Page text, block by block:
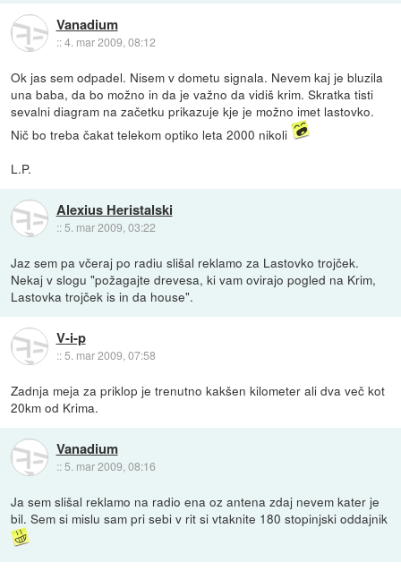
Vanadium
::4. mar 2009, 08:12
Ok jas sem odpadel. Nisem v dometu signala. Nevem kaj je bluzila
una baba, da bo možno in da je važno da vidiš krim. Skratka tisti
sevalni diagram na začetku prikazuje kje je možno imet lastovko.
Nič bo treba čakat telekom optiko leta 2000 nikoli
L.P.
Alexius Heristalski
:: 5. mar 2009, 03:22
Jaz sem pa včeraj po radiu slišal reklamo za Lastovko trojček.
Nekaj v slogu "požagajte drevesa, ki vam ovirajo pogled na Krim,
Lastovka trojček is in da house".
V-i-p
::5. mar 2009, 07:58
Zadnja meja za priklop je trenutno kakšen kilometer ali dva več kot
20km od Krima.
Vanadium
:: 5. mar 2009, 08:16
Ja sem slišal reklamo na radio ena oz antena zdaj nevem kater je
bil. Sem si mislu sam pri sebi v rit si vtaknite 180 stopinjski oddajnik